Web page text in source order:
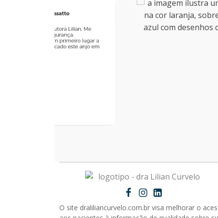
O site draliliancurvelo.com.br visa melhorar o